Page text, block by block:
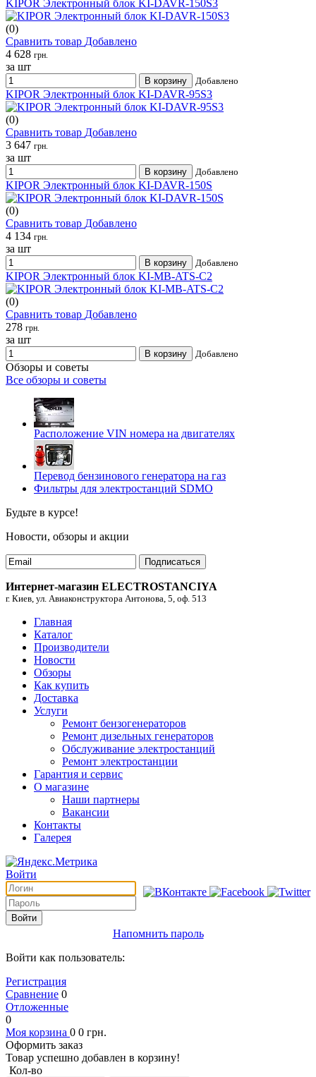
KIPOR Электронный блок KI-DAVR-150S3
(0)
Сравнить товар Добавлено
4 628 грн.
за шт
В корзину Добавлено
KIPOR Электронный блок KI-DAVR-95S3
(0)
Сравнить товар Добавлено
3 647 грн.
за шт
В корзину Добавлено
KIPOR Электронный блок KI-DAVR-150S
(0)
Сравнить товар Добавлено
4 134 грн.
за шт
В корзину Добавлено
KIPOR Электронный блок KI-МВ-ATS-C2
(0)
Сравнить товар Добавлено
278 грн.
за шт
В корзину Добавлено
Обзоры и советы
Все обзоры и советы
Расположение VIN номера на двигателях
Перевод бензинового генератора на газ
Фильтры для электростанций SDMO
Будьте в курсе!
Новости, обзоры и акции
Подписаться
Интернет-магазин ELECTROSTANCIYA
г. Киев, ул. Авиаконструктора Антонова, 5, оф. 513
Главная
Каталог
Производители
Новости
Обзоры
Как купить
Доставка
Услуги
Ремонт бензогенераторов
Ремонт дизельных генераторов
Обслуживание электростанций
Ремонт электростанции
Гарантия и сервис
О магазине
Наши партнеры
Вакансии
Контакты
Галерея
Войти
Войти
Напомнить пароль
Войти как пользователь:
Регистрация
Сравнение 0
Отложенные
0
Моя корзина 0 0 грн.
Оформить заказ
Товар успешно добавлен в корзину!
Кол-во